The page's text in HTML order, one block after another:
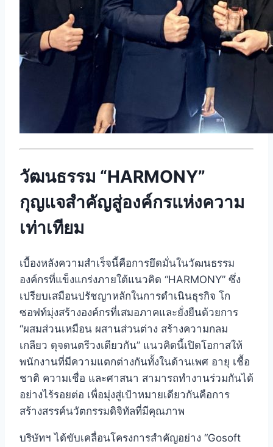
วัฒนธรรม “HARMONY”
กุญแจสำคัญสู่องค์กรแห่งความ
เท่าเทียม
เบื้องหลังความสำเร็จนี้คือการยึดมั่นในวัฒนธรรม
องค์กรที่แข็งแกร่งภายใต้แนวคิด “HARMONY” ซึ่ง
เปรียบเสมือนปรัชญาหลักในการดำเนินธุรกิจ โก
ซอฟท์มุ่งสร้างองค์กรที่เสมอภาคและยั่งยืนด้วยการ
“ผสมส่วนเหมือน ผสานส่วนต่าง สร้างความกลม
เกลียว ดุจดนตรีวงเดียวกัน” แนวคิดนี้เปิดโอกาสให้
พนักงานที่มีความแตกต่างกันทั้งในด้านเพศ อายุ เชื้อ
ชาติ ความเชื่อ และศาสนา สามารถทำงานร่วมกันได้
อย่างไร้รอยต่อ เพื่อมุ่งสู่เป้าหมายเดียวกันคือการ
สร้างสรรค์นวัตกรรมดิจิทัลที่มีคุณภาพ
บริษัทฯ ได้ขับเคลื่อนโครงการสำคัญอย่าง “Gosoft